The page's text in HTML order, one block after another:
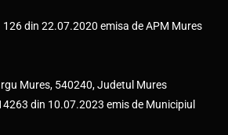
din 22.07.2020 emisa de APM Mures
Mures, 540240, Judetul Mures
din 10.07.2023 emis de Municipiul